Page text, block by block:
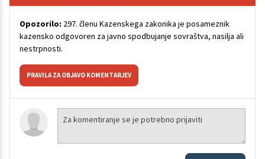
Opozorilo: 297. členu Kazenskega zakonika je posameznik
kazensko odgovoren za javno spodbujanje sovraštva, nasilja ali
nestrpnosti.
PRAVILA ZA OBJAVO KOMENTARJEV